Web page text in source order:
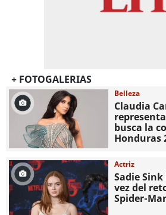
+ FOTOGALERIAS
Belleza
Claudia
busca la
Honduras
Actriz
Sadie
vez del
Spider-